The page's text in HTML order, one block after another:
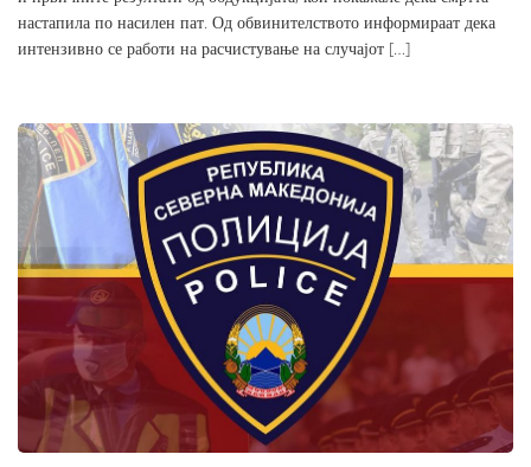
настапила по насилен пат. Од обвинителството информираат дека
интензивно се работи на расчистување на случајот […]